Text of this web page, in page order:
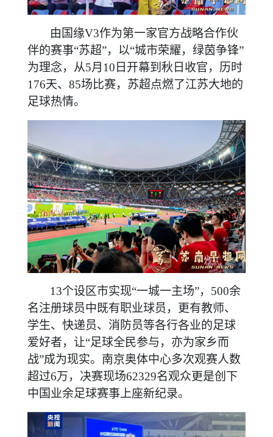
由国缘V3作为第一家官方战略合作伙
伴的赛事“苏超”，以“城市荣耀，绿茵争锋”
为理念，从5月10日开幕到秋日收官，历时
176天、85场比赛，苏超点燃了江苏大地的
足球热情。
13个设区市实现“一城一主场”，500余
名注册球员中既有职业球员，更有教师、
学生、快递员、消防员等各行各业的足球
爱好者，让“足球全民参与，亦为家乡而
战”成为现实。南京奥体中心多次观赛人数
超过6万，决赛现场62329名观众更是创下
中国业余足球赛事上座新纪录。